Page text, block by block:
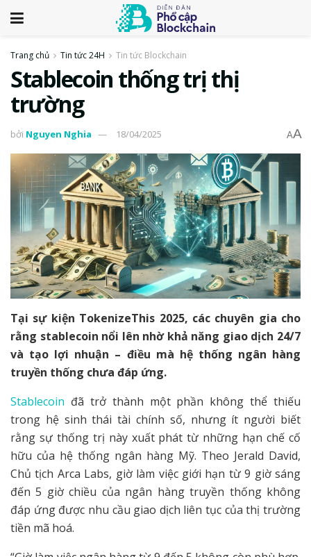
Trang chủ Tin tức 24H Tin tức Blockchain
Stablecoin thống trị thị
trường
bởi Nguyen Nghia 18/04/2025 AA
Tại sự kiện TokenizeThis 2025, các chuyên gia cho
rằng stablecoin nổi lên nhờ khả năng giao dịch 24/7
và tạo lợi nhuận – điều mà hệ thống ngân hàng
truyền thống chưa đáp ứng.
Stablecoin đã trở thành một phần không thể thiếu
trong hệ sinh thái tài chính số, nhưng ít người biết
rằng sự thống trị này xuất phát từ những hạn chế cố
hữu của hệ thống ngân hàng Mỹ. Theo Jerald David,
Chủ tịch Arca Labs, giờ làm việc giới hạn từ 9 giờ sáng
đến 5 giờ chiều của ngân hàng truyền thống không
đáp ứng được nhu cầu giao dịch liên tục của thị trường
tiền mã hoá.